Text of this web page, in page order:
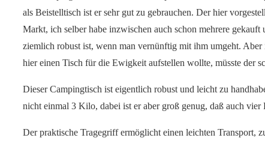
als Beistelltisch ist er sehr gut zu gebrauchen. Der hier
Markt, ich selber habe inzwischen auch schon mehrere
ziemlich robust ist, wenn man vernünftig mit ihm umgeht.
hier einen Tisch für die Ewigkeit aufstellen wollte, müsste der
Dieser Campingtisch ist eigentlich robust und leicht zu
nicht einmal 3 Kilo, dabei ist er aber groß genug, daß auch vier
Der praktische Tragegriff ermöglicht einen leichten Transport,